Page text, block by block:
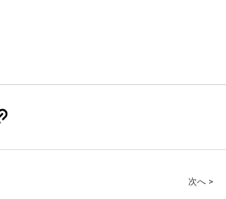
次へ >